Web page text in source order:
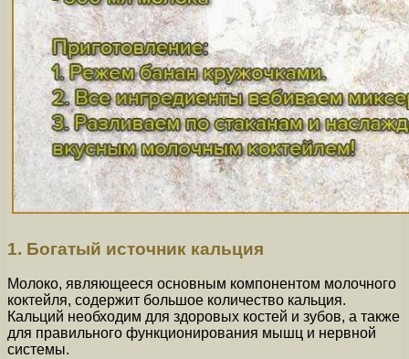
1. Богатый источник кальция
Молоко, являющееся основным компонентом молочного
коктейля, содержит большое количество кальция.
Кальций необходим для здоровых костей и зубов, а также
для правильного функционирования мышц и нервной
системы.